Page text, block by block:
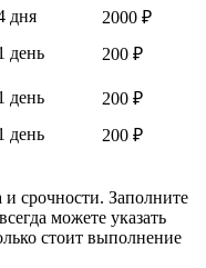
дня
2000 ₽
день
200 ₽
день
200 ₽
день
200 ₽
срочности. Заполните
можете указать
стоит выполнение